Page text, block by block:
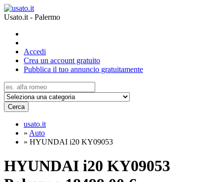
Usato.it - Palermo
Accedi
Crea un account gratuito
Pubblica il tuo annuncio gratuitamente
Cerca
usato.it
» Auto
» HYUNDAI i20 KY09053
HYUNDAI i20 KY09053